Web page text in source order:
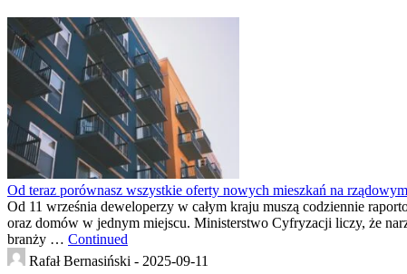
Od teraz porównasz wszystkie oferty nowych mieszkań na
Od 11 września deweloperzy w całym kraju muszą codziennie
oraz domów w jednym miejscu. Ministerstwo Cyfryzacji liczy, że
branży … Continued
Rafał Bernasiński - 2025-09-11